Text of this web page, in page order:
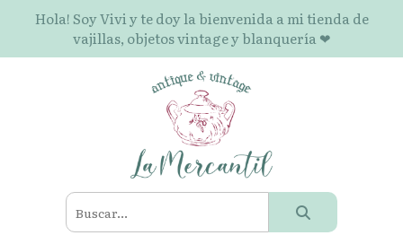
Hola! Soy Vivi y te doy la bienvenida a mi tienda de
vajillas, objetos vintage y blanquería ❤